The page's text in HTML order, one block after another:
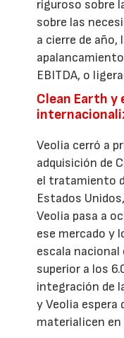
riguroso sobre
sobre las
a cierre de año,
EBITDA, o
Clean Earth y
Veolia cerró a
adquisición de
el tratamiento
Estados
Veolia pasa a
ese mercado y
escala
superior a los
integración de
y Veolia espera
materialicen en